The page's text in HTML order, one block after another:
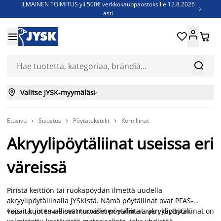
ILMAINEN TOIMITUS yli 500€ verkkokauppaostoksille 12.8.2026
asti

Jenkkisänkyjä - Säästä jopa 60%


 
 Valitse JYSK-myymäläsi
Etusivu  Sisustus  Pöytätekstiilit  Kerniliinat
Akryylipöytäliinat useissa eri
väreissä
Piristä keittiön tai ruokapöydän ilmettä uudella
akryylipöytäliinalla JYSKistä. Nämä pöytäliinat ovat PFAS-
vapaita, joten ne ovat turvallinen valinta arjen käyttöön.
Toisin kuin tavalliset muoviset pöytäliinat, akryylipöytäliinat on